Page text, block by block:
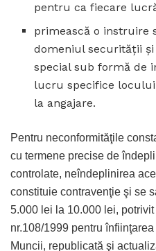
pentru ca fiecare
primească o instruire
domeniul securității
special sub formă de
lucru specifice
la angajare.
Pentru neconformităţile
cu termene precise de
controlate, neîndeplinirea
constituie contravenţie şi se
5.000 lei la 10.000 lei,
nr.108/1999 pentru
Muncii, republicată şi